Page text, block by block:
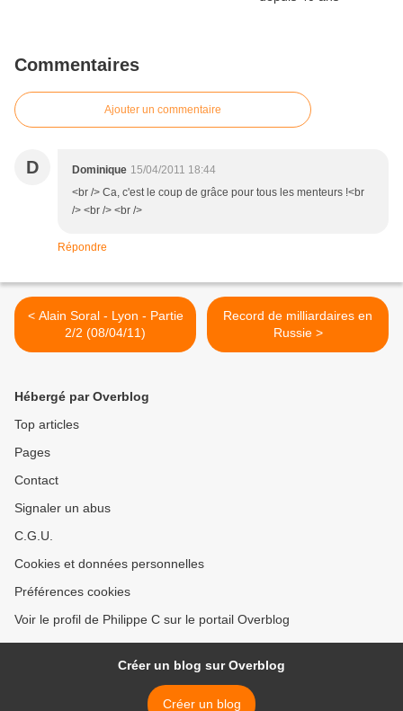
Commentaires
Ajouter un commentaire
D Dominique 15/04/2011 18:44
<br /> Ca, c'est le coup de grâce pour tous les menteurs !<br
/> <br /> <br />
Répondre
< Alain Soral - Lyon - Partie
2/2 (08/04/11)
Record de milliardaires en
Russie >
Hébergé par Overblog
Top articles
Pages
Contact
Signaler un abus
C.G.U.
Cookies et données personnelles
Préférences cookies
Voir le profil de Philippe C sur le portail Overblog
Créer un blog sur Overblog
Créer un blog